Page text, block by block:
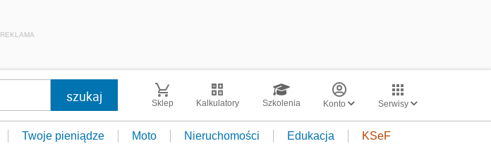
REKLAMA
Sklep Kalkulatory Szkolenia Konto Serwisy
Twoje pieniądze Moto Nieruchomości Edukacja KSeF